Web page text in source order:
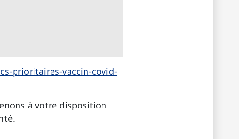
prioritaires-vaccin-covid-
à votre disposition